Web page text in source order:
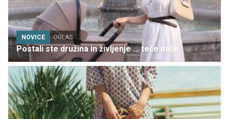
NOVICE OGLAS
Postali ste družina in življenje ... teče dalje